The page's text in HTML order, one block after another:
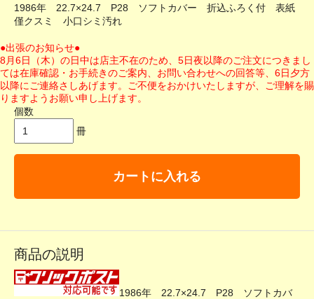
1986年 22.7×24.7 P28 ソフトカバー 折込ふろく付 表紙
僅クスミ 小口シミ汚れ
●出張のお知らせ●
8月6日（木）の日中は店主不在のため、5日夜以降のご注文につきまし
ては在庫確認・お手続きのご案内、お問い合わせへの回答等、6日夕方
以降にご連絡さしあげます。ご不便をおかけいたしますが、ご理解を賜
りますようお願い申し上げます。
個数
冊
カートに入れる
商品の説明
1986年 22.7×24.7 P28 ソフトカバ